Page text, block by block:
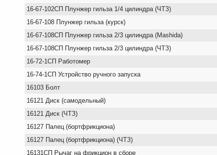
16-67-102СП Плунжер гильза 1/4 цилиндра (ЧТЗ)
16-67-108 Плунжер гильза (курск)
16-67-108СП Плунжер гильза 2/3 цилиндра (Mashida)
16-67-108СП Плунжер гильза 2/3 цилиндра (ЧТЗ)
16-72-1СП Работомер
16-74-1СП Устройство ручного запуска
16103 Болт
16121 Диск (самодельный)
16121 Диск (ЧТЗ)
16127 Палец (бортфрикциона)
16127 Палец (бортфрикциона) (ЧТЗ)
16131СП Рычаг на фрикцион в сборе